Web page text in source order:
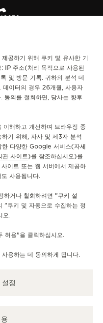
기
페이지 바로가기
페이지 바로가기
르 페이스북 페이지로 이동
르쿨트르 YOUTUBE 페이지로 이동
예거 르쿨트르 트위터 페이지로 이
예거 르쿨트르
KAKAO
기
리
2026
통신판매업 등록번호: 2017-서울중
공하기 위해 쿠키 및 유사한 기
IP 주소(처리 목적으로 사용된
및 방문 기록. 귀하의 분석 데
이터의 경우 26개월, 사용자
동의를 철회하면, 당사는 향후
이해하고 개선하며 브라우징 중
기 위해, 자사 및 제3자 분석
한 다양한 Google 서비스(자세
사이트)를 참조하십시오)를
이트 또는 웹 서버에서 제공하
사용됩니다.
하거나 철회하려면 "쿠키 설
"쿠키 및 자동으로 수집하는 정
오.
허용"을 클릭하십시오.
용하는 데 동의하게 됩니다.
설정